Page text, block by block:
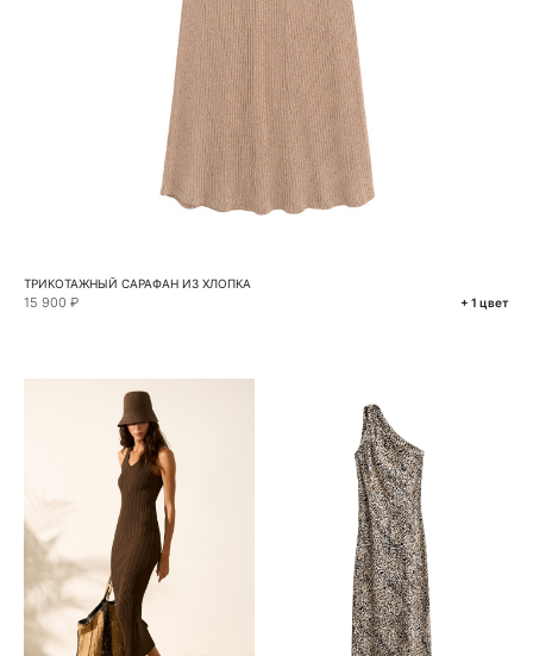
ТРИКОТАЖНЫЙ САРАФАН ИЗ ХЛОПКА
15 900 ₽ + 1 цвет